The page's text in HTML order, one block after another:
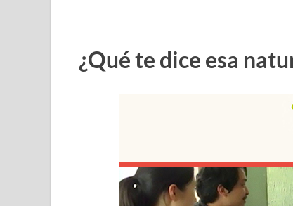
¿Qué te dice esa